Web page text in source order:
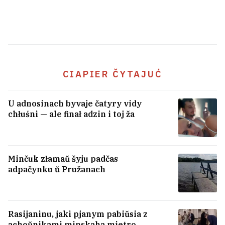
CIAPIER ČYTAJUĆ
U adnosinach byvaje čatyry vidy
chłuśni — ale finał adzin i toj ža
Minčuk złamaŭ šyju padčas
adpačynku ŭ Pružanach
Rasijaninu, jaki pjanym pabiŭsia z
lidara dla Kuby nakštałt Dełsi
Radryhies